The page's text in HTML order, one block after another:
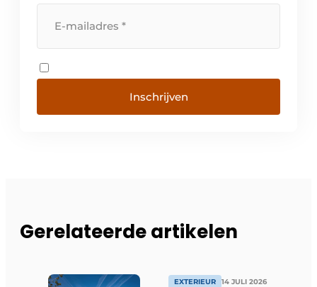
Inschrijven
Gerelateerde artikelen
EXTERIEUR 14 JULI 2026